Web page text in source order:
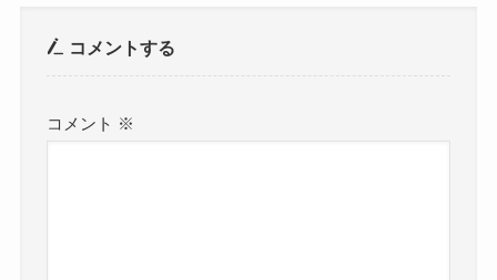
コメントする
コメント ※